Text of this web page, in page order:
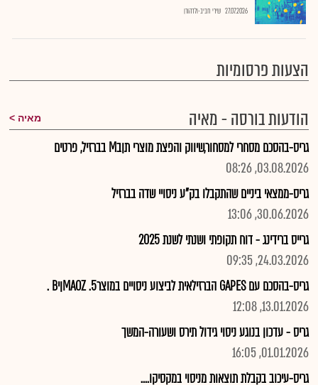
27.07.2026 שירי חביב-ולדהורן
הצעות פרסומיות
הודעות בורסה - מאיה
מאיה
גריס-בהסכם מסחרי למסחור,שיווק והפצת מוצרי תןבM בברזיל, פרטים
03.08.2026, 08:26
גריס-ממצאי ביניים שהתקבלו בק"ע ניסויי שדה בברזיל
30.06.2026, 13:06
גרייס ברידינג - דוח תקופתי ושנתי לשנת 2025
24.03.2026, 09:35
גריס-בהסכם עם GAPES הברזילאית לביצוע ניסויים במוצרMAOZ .5ןיB .
13.01.2026, 12:08
גריס - עדכון בנוגע ניסוי גידול תירס ושעורה-המשך
01.01.2026, 16:05
גריס-עיכוב בקבלת תוצאות מניסוי במקסיקו....